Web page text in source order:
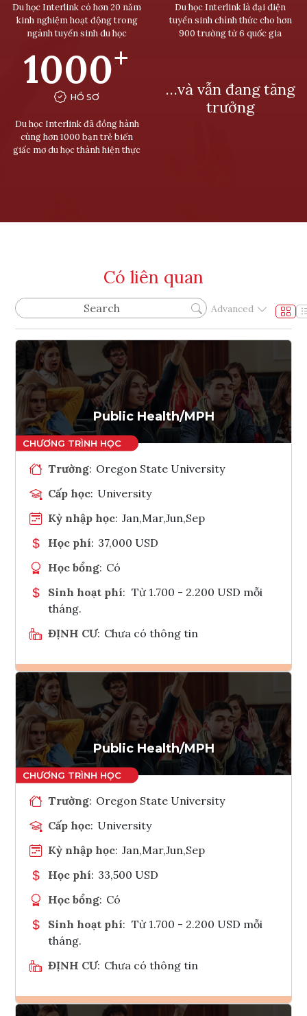
Du học Interlink có hơn 20 năm
kinh nghiệm hoạt động trong
ngành tuyển sinh du học
Du học Interlink là đại diện
tuyển sinh chính thức cho hơn
900 trường từ 6 quốc gia
1000+
HỒ SƠ
Du học Interlink đã đồng hành
cùng hơn 1000 bạn trẻ biến
giấc mơ du học thành hiện thực
…và vẫn đang tăng
trưởng
Có liên quan
Advanced
Public Health/MPH
Trường: Oregon State University
Cấp học: University
Kỳ nhập học: Jan,Mar,Jun,Sep
Học phí: 37,000 USD
Học bổng: Có
Sinh hoạt phí: Từ 1.700 - 2.200 USD mỗi
tháng.
ĐỊNH CƯ: Chưa có thông tin
Ghi danh
Tham vấn Interlink
Public Health/MPH
Trường: Oregon State University
Cấp học: University
Kỳ nhập học: Jan,Mar,Jun,Sep
Học phí: 33,500 USD
Học bổng: Có
Sinh hoạt phí: Từ 1.700 - 2.200 USD mỗi
tháng.
ĐỊNH CƯ: Chưa có thông tin